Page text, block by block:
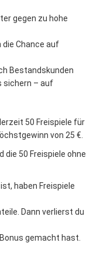
gegen zu hohe
die Chance auf
Bestandskunden
sichern – auf
50 Freispiele für
von 25 €.
die 50 Freispiele ohne
haben Freispiele
Dann verlierst du
gemacht hast.